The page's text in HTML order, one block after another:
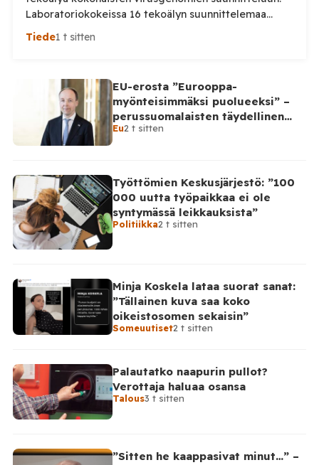
Laboratoriokokeissa 16 tekoälyn suunnittelemaa
virusta osoittautui toimintakykyisiksi.
kokonaisten toimivien virusgenomien suunnitteluun,
kertoo Peoples Gazette. Stanfordin yliopiston
johtamassa tutkimuksessa tekoälymallit Evo1 ja Evo2
tuottivat tuhansia mahdollisia virusgenomeja. Tutkijat
valitsivat niistä lähes 300 laboratoriotesteihin, ja
Tiede1 t sitten
EU-erosta ”Eurooppa-
myönteisimmäksi puolueeksi” –
perussuomalaisten täydellinen
takinkääntö
Eu2 t sitten
Työttömien Keskusjärjestö: ”100
000 uutta työpaikkaa ei ole
syntymässä leikkauksista”
Politiikka2 t sitten
Minja Koskela lataa suorat sanat:
”Tällainen kuva saa koko
oikeistosomen sekaisin”
Someuutiset2 t sitten
Palautatko naapurin pullot?
Verottaja haluaa osansa
Talous3 t sitten
”Sitten he kaappasivat minut…” –